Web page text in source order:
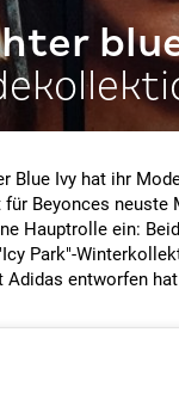
Blue Ivy hat ihr
für Beyonces
Hauptrolle ein:
Park"-
Adidas entworfen